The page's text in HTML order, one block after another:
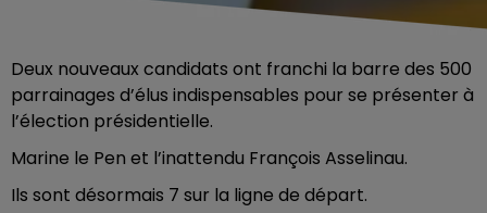
Deux nouveaux candidats ont franchi la barre des 500
parrainages d’élus indispensables pour se présenter à
l’élection présidentielle.
Marine le Pen et l’inattendu François Asselinau.
Ils sont désormais 7 sur la ligne de départ.